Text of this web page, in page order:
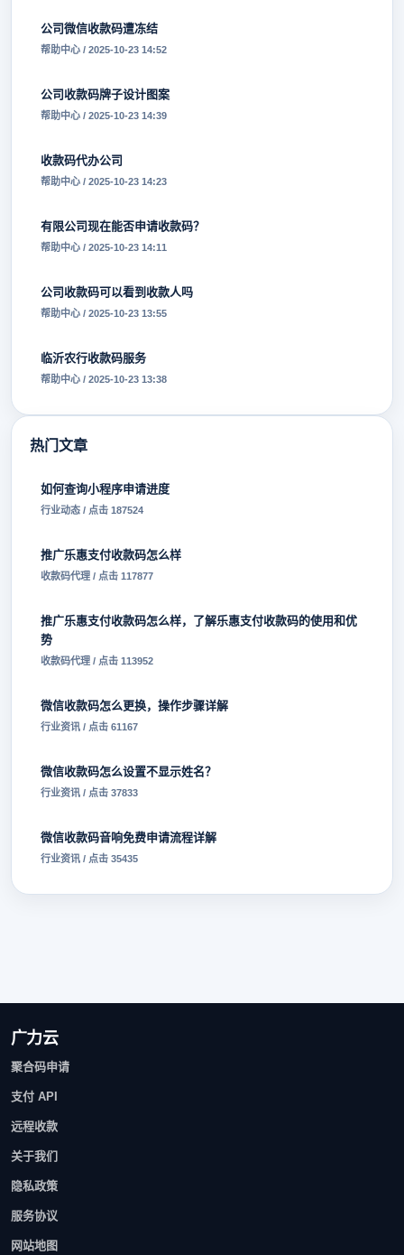
公司微信收款码遭冻结
帮助中心 / 2025-10-23 14:52
公司收款码牌子设计图案
帮助中心 / 2025-10-23 14:39
收款码代办公司
帮助中心 / 2025-10-23 14:23
有限公司现在能否申请收款码？
帮助中心 / 2025-10-23 14:11
公司收款码可以看到收款人吗
帮助中心 / 2025-10-23 13:55
临沂农行收款码服务
帮助中心 / 2025-10-23 13:38
热门文章
如何查询小程序申请进度
行业动态 / 点击 187524
推广乐惠支付收款码怎么样
收款码代理 / 点击 117877
推广乐惠支付收款码怎么样，了解乐惠支付收款码的使用和优
势
收款码代理 / 点击 113952
微信收款码怎么更换，操作步骤详解
行业资讯 / 点击 61167
微信收款码怎么设置不显示姓名？
行业资讯 / 点击 37833
微信收款码音响免费申请流程详解
行业资讯 / 点击 35435
广力云
聚合码申请
支付 API
远程收款
关于我们
隐私政策
服务协议
网站地图